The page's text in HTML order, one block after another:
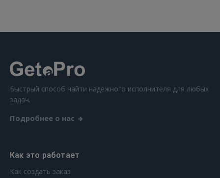
Ещё не зарегистрированы?
РЕГИСТРАЦИЯ
Быстрый способ найти надежного исполнителя для любых
задач.
Подробнее о нас
Как это работает
Как создать заказ